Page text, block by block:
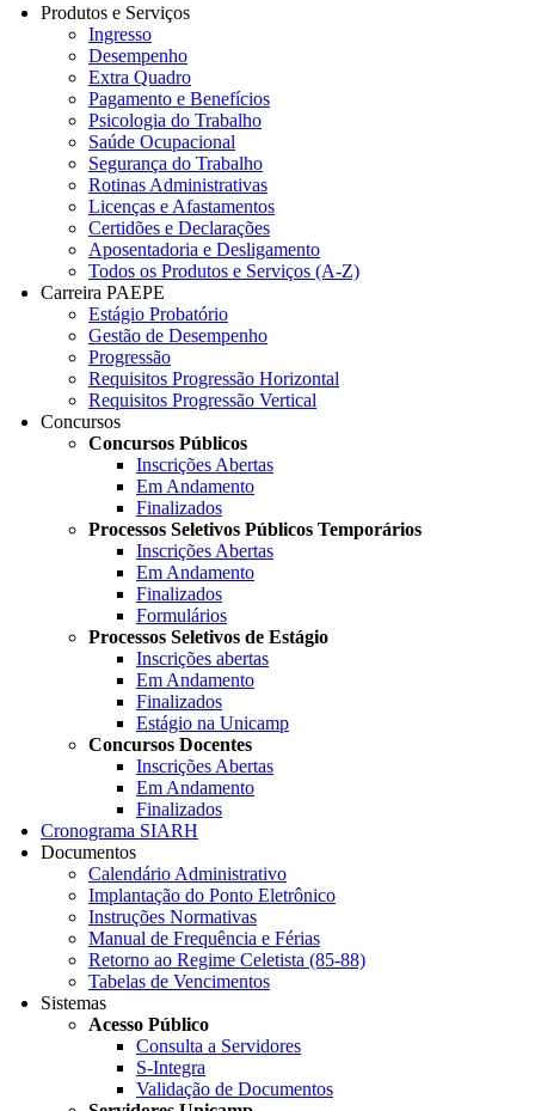
Produtos e Serviços
Ingresso
Desempenho
Extra Quadro
Pagamento e Benefícios
Psicologia do Trabalho
Saúde Ocupacional
Segurança do Trabalho
Rotinas Administrativas
Licenças e Afastamentos
Certidões e Declarações
Aposentadoria e Desligamento
Todos os Produtos e Serviços (A-Z)
Carreira PAEPE
Estágio Probatório
Gestão de Desempenho
Progressão
Requisitos Progressão Horizontal
Requisitos Progressão Vertical
Concursos
Concursos Públicos
Inscrições Abertas
Em Andamento
Finalizados
Processos Seletivos Públicos Temporários
Inscrições Abertas
Em Andamento
Finalizados
Formulários
Processos Seletivos de Estágio
Inscrições abertas
Em Andamento
Finalizados
Estágio na Unicamp
Concursos Docentes
Inscrições Abertas
Em Andamento
Finalizados
Cronograma SIARH
Documentos
Calendário Administrativo
Implantação do Ponto Eletrônico
Instruções Normativas
Manual de Frequência e Férias
Retorno ao Regime Celetista (85-88)
Tabelas de Vencimentos
Sistemas
Acesso Público
Consulta a Servidores
S-Integra
Validação de Documentos